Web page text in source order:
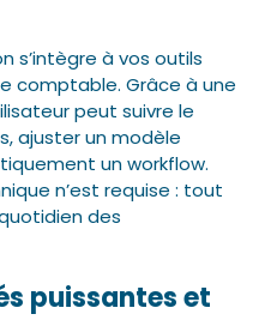
s’intègre à vos outils
comptable. Grâce à une
peut suivre le
ajuster un modèle
un workflow.
n’est requise : tout
des
puissantes et